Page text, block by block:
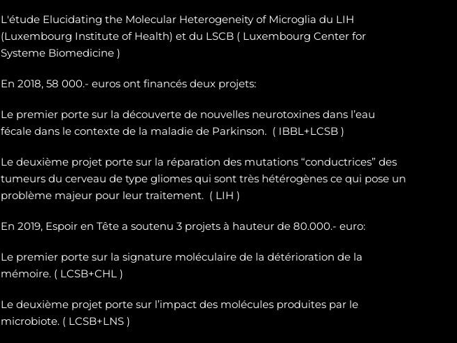
L'étude Elucidating the Molecular Heterogeneity of Microglia du LIH
(Luxembourg Institute of Health) et du LSCB ( Luxembourg Center for
Systeme Biomedicine )
En 2018, 58 000.- euros ont financés deux projets:
Le premier porte sur la découverte de nouvelles neurotoxines dans l’eau
fécale dans le contexte de la maladie de Parkinson. ( IBBL+LCSB )
Le deuxième projet porte sur la réparation des mutations “conductrices” des
tumeurs du cerveau de type gliomes qui sont très hétérogènes ce qui pose un
problème majeur pour leur traitement. ( LIH )
En 2019, Espoir en Tête a soutenu 3 projets à hauteur de 80.000.- euro:
Le premier porte sur la signature moléculaire de la détérioration de la
mémoire. ( LCSB+CHL )
Le deuxième projet porte sur l’impact des molécules produites par le
microbiote. ( LCSB+LNS )